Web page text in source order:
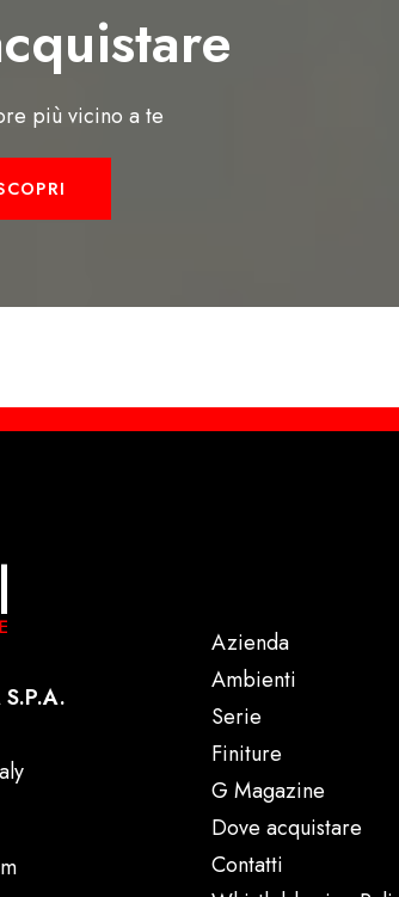
più vicino a te
Azienda
Ambienti
Serie
Finiture
G Magazine
Dove acquistare
Contatti